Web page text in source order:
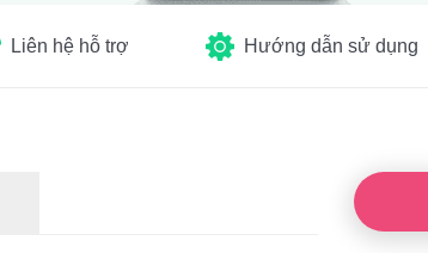
Liên hệ hỗ trợ Hướng dẫn sử dụng